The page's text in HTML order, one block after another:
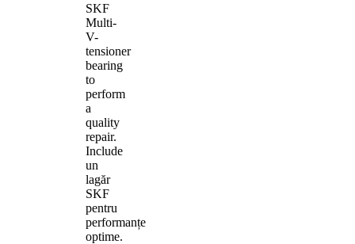
SKF
Multi-
V-
tensioner
bearing
to
perform
a
quality
repair.
Include
un
lagăr
SKF
pentru
performanțe
optime.